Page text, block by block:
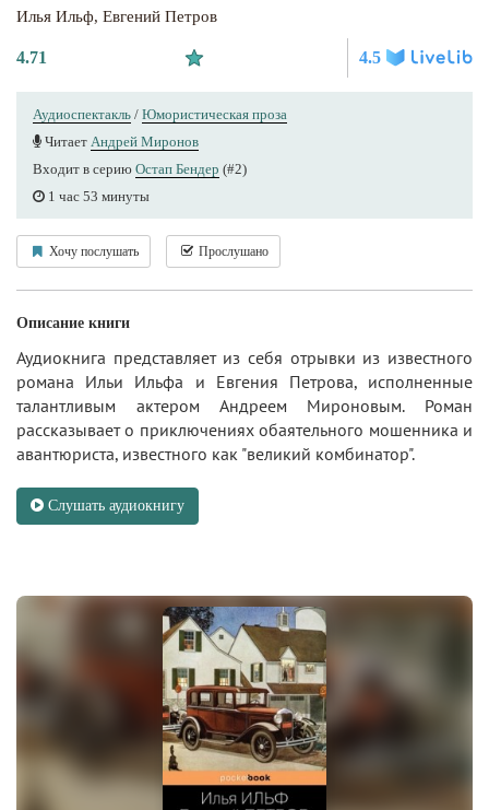
Илья Ильф, Евгений Петров
4.71 4.5
Аудиоспектакль / Юмористическая проза
Читает Андрей Миронов
Входит в серию Остап Бендер (#2)
1 час 53 минуты
Хочу послушать Прослушано
Описание книги
Аудиокнига представляет из себя отрывки из известного
романа Ильи Ильфа и Евгения Петрова, исполненные
талантливым актером Андреем Мироновым. Роман
рассказывает о приключениях обаятельного мошенника и
авантюриста, известного как "великий комбинатор".
Слушать аудиокнигу